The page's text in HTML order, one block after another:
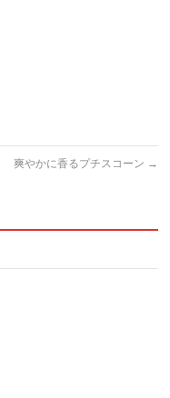
爽やかに香るプチスコーン →